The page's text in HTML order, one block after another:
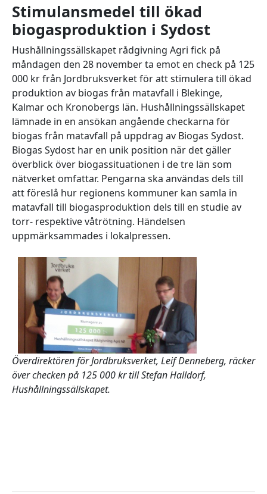
Stimulansmedel till ökad
biogasproduktion i Sydost
Hushållningssällskapet rådgivning Agri fick på
måndagen den 28 november ta emot en check på 125
000 kr från Jordbruksverket för att stimulera till ökad
produktion av biogas från matavfall i Blekinge,
Kalmar och Kronobergs län. Hushållningssällskapet
lämnade in en ansökan angående checkarna för
biogas från matavfall på uppdrag av Biogas Sydost.
Biogas Sydost har en unik position när det gäller
överblick över biogassituationen i de tre län som
nätverket omfattar. Pengarna ska användas dels till
att föreslå hur regionens kommuner kan samla in
matavfall till biogasproduktion dels till en studie av
torr- respektive våtrötning. Händelsen
uppmärksammades i lokalpressen.
Överdirektören för Jordbruksverket, Leif Denneberg, räcker
över checken på 125 000 kr till Stefan Halldorf,
Hushållningssällskapet.